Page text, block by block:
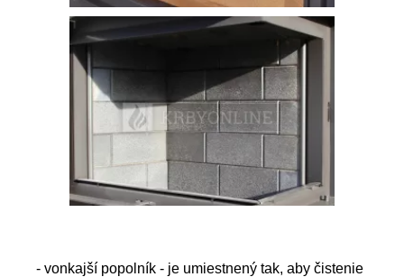
- vonkajší popolník - je umiestnený tak, aby čistenie